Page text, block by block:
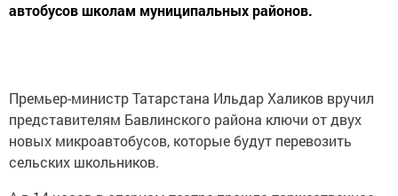
автобусов школам муниципальных районов.
Премьер-министр Татарстана Ильдар Халиков вручил
представителям Бавлинского района ключи от двух
новых микроавтобусов, которые будут перевозить
сельских школьников.